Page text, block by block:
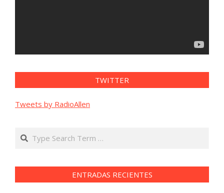
TWITTER
Tweets by RadioAllen
Search
ENTRADAS RECIENTES